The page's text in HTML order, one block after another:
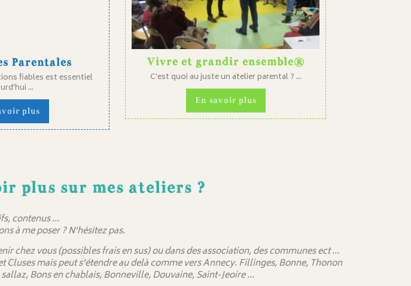
Parentales
fiables est essentiel
...
plus
Vivre et grandir ensemble®
C'est quoi au juste un atelier parental ? ...
En savoir plus
plus sur mes ateliers ?
contenus …
à me poser ? N’hésitez pas.
chez vous (possibles frais en sus) ou dans des association, des communes ect …
mais peut s’étendre au delà comme vers Annecy. Fillinges, Bonne, Thonon
Bons en chablais, Bonneville, Douvaine, Saint-Jeoire …